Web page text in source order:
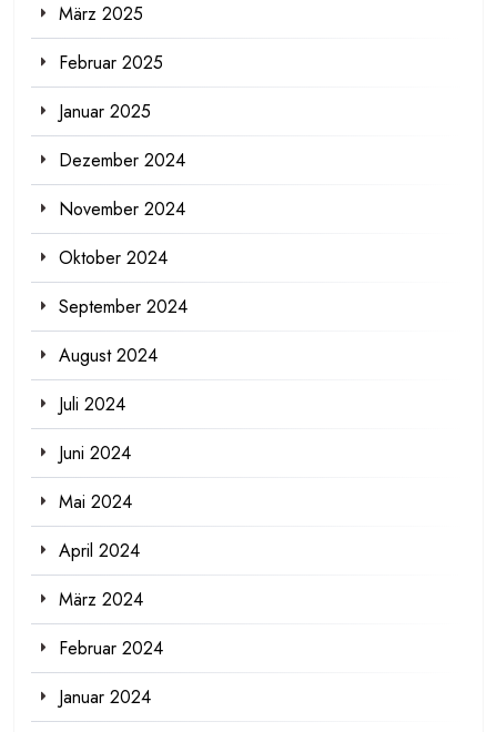
März 2025
Februar 2025
Januar 2025
Dezember 2024
November 2024
Oktober 2024
September 2024
August 2024
Juli 2024
Juni 2024
Mai 2024
April 2024
März 2024
Februar 2024
Januar 2024